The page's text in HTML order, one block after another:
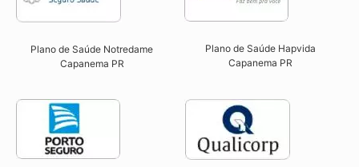
Plano de Saúde Notredame
Capanema PR​
Plano de Saúde Hapvida
Capanema PR​